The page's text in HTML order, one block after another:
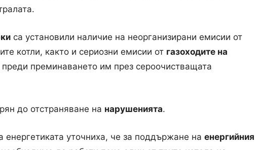
са установили наличие на неорганизирани емисии от
котли, както и сериозни емисии от газоходите на
преди преминаването им през сероочистващата
до отстраняване на нарушенията.
енергетиката уточниха, че за поддържане на енергийния